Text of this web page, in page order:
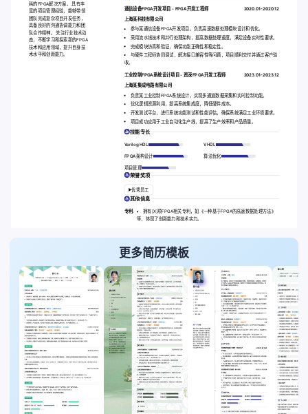
耗的FPGA解决方案。 具有丰
富的项目管理经验，能够带领
团队完成复杂项目开发任务，
具备良好的沟通协调能力和团
队合作精神。 关注行业技术动
态，不断学习和探索新的FPGA
技术和应用领域，提升自身技
术水平和创新能力。
通信设备FPGA开发项目 - FPGA开发工程师 2020.01-2020.12
上海某科技有限公司
参与某通信设备FPGA开发项目，负责高速数据处理模块设计和优化。
采用流水线技术和并行处理架构，提高数据处理速度，满足设备实时性要求。
完成模块仿真和验证，确保功能正确性和稳定性。
与硬件工程师协同调试，解决接口兼容性等问题，项目顺利交付并通过客户验
收。
工业控制FPGA系统设计项目 - 资深FPGA开发工程师 2023.01-2023.12
上海某集成电路有限公司
负责某工业控制FPGA系统设计，实现多通道数据采集和实时控制功能。
优化逻辑资源利用，提高系统集成度，降低硬件成本。
开发测试平台，进行系统功能测试和性能评估，确保系统满足工业环境要求。
项目成功应用于工业自动化生产线，提高了生产效率和产品质量。
技能专长
Verilog HDL VHDL
FPGA架构设计 算法优化
项目管理
荣誉奖项
优秀员工
其他信息
专利:
拥有[X]项FPGA相关专利，如《一种基于FPGA的高速数据处理方法》
等，体现了创新能力和技术实力。
更多简历模板